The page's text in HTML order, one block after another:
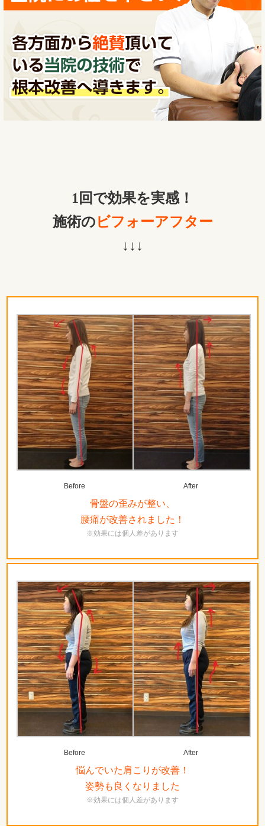
1回で効果を実感！
施術のビフォーアフター
↓↓↓
Before After
骨盤の歪みが整い、
腰痛が改善されました！
※効果には個人差があります
Before After
悩んでいた肩こりが改善！
姿勢も良くなりました
※効果には個人差があります